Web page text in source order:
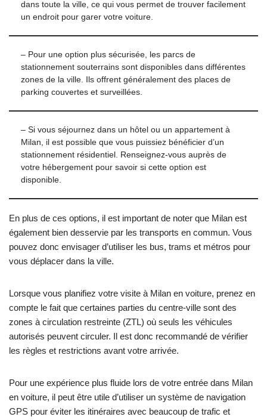
dans toute la ville, ce qui vous permet de trouver facilement
un endroit pour garer votre voiture.
– Pour une option plus sécurisée, les parcs de
stationnement souterrains sont disponibles dans différentes
zones de la ville. Ils offrent généralement des places de
parking couvertes et surveillées.
– Si vous séjournez dans un hôtel ou un appartement à
Milan, il est possible que vous puissiez bénéficier d’un
stationnement résidentiel. Renseignez-vous auprès de
votre hébergement pour savoir si cette option est
disponible.
En plus de ces options, il est important de noter que Milan est
également bien desservie par les transports en commun. Vous
pouvez donc envisager d’utiliser les bus, trams et métros pour
vous déplacer dans la ville.
Lorsque vous planifiez votre visite à Milan en voiture, prenez en
compte le fait que certaines parties du centre-ville sont des
zones à circulation restreinte (ZTL) où seuls les véhicules
autorisés peuvent circuler. Il est donc recommandé de vérifier
les règles et restrictions avant votre arrivée.
Pour une expérience plus fluide lors de votre entrée dans Milan
en voiture, il peut être utile d’utiliser un système de navigation
GPS pour éviter les itinéraires avec beaucoup de trafic et